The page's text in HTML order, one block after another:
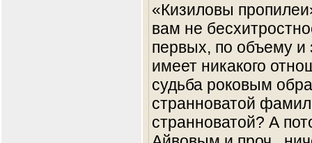
«Кизиловы
вам не
первых, по объему и
имеет никакого
судьба роковым
странноватой
странноватой? А